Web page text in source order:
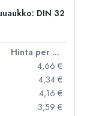
DIN 32
Hinta per kpl
4,66 €
4,34 €
4,16 €
3,59 €